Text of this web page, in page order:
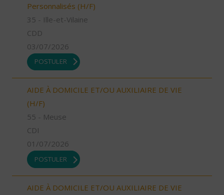
Personnalisés (H/F)
35 - Ille-et-Vilaine
CDD
03/07/2026
POSTULER
AIDE À DOMICILE ET/OU AUXILIAIRE DE VIE
(H/F)
55 - Meuse
CDI
01/07/2026
POSTULER
AIDE À DOMICILE ET/OU AUXILIAIRE DE VIE